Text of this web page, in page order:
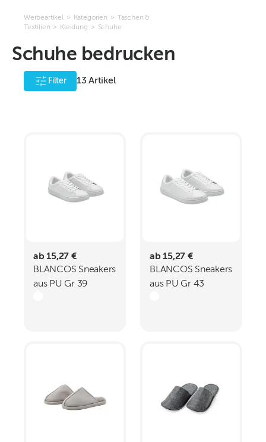
Werbeartikel > Kategorien > Taschen &
Textilien > Kleidung > Schuhe
Schuhe bedrucken
Filter 13 Artikel
ab 15,27 €
BLANCOS Sneakers
aus PU Gr 39
ab 15,27 €
BLANCOS Sneakers
aus PU Gr 43